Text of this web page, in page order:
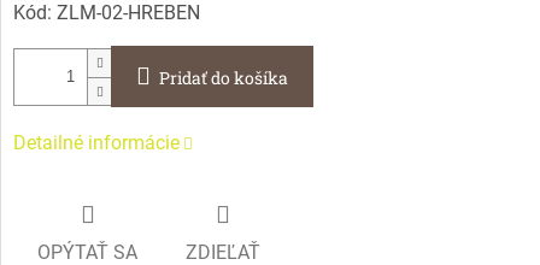
Kód: ZLM-02-HREBEN
Pridať do košíka
Detailné informácie
OPÝTAŤ SA ZDIEĽAŤ